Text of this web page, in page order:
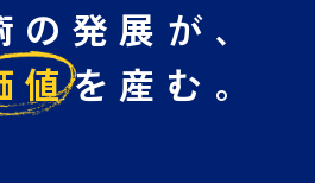
の発展が、
値を産む。